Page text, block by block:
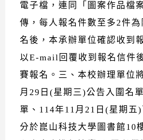
電子檔，連同「圖案作品檔
傳，每人報名件數至多2件為
名後，本承辦單位確認收到
以E-mail回覆收到報名信件
賽報名。三、本校辦理單位
月29日(星期三)公告入圍名
單、114年11月21日(星期五
分於崑山科技大學圖書館10